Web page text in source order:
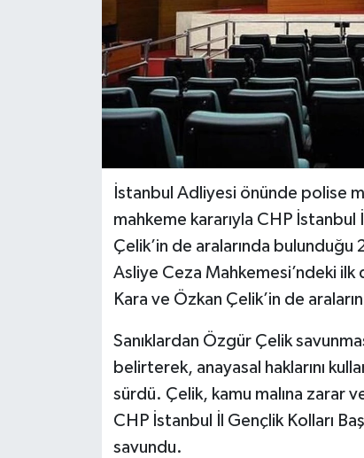
İstanbul Adliyesi önünde polise
mahkeme kararıyla CHP İstanbul
Çelik’in de aralarında bulunduğu
Asliye Ceza Mahkemesi’ndeki
Kara ve Özkan Çelik’in de
Sanıklardan Özgür Çelik
belirterek, anayasal haklarını
sürdü. Çelik, kamu malına zarar
CHP İstanbul İl Gençlik Kolları
savundu.